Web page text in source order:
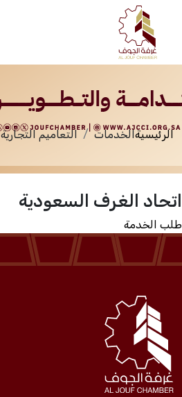
تعرف علينا
الخدمات
المركز الإعلامي
فعاليات الغرفة
فعاليات الجوف
الخدمات
الرئيسيةالخدمات التعاميم التجارية
اتحاد الغرف السعودية
طلب الخدمة